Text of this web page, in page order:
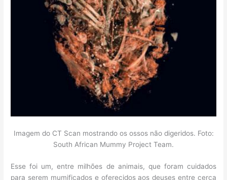
Imagem do CT Scan mostrando os ossos não digeridos. Foto:
South African Mummy Project Team.
Esse foi um, entre milhões de animais, que foram cuidados
para serem mumificados e oferecidos aos deuses entre cerca